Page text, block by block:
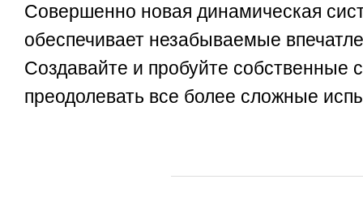
Совершенно новая динамическая
обеспечивает незабываемые
Создавайте и пробуйте собственные
преодолевать все более сложные